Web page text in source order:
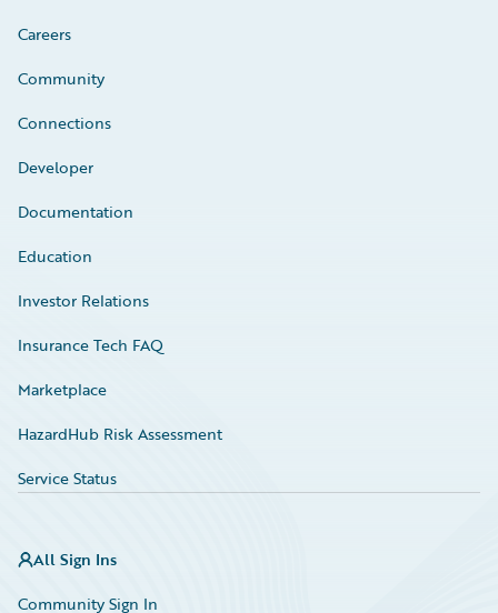
Careers
Community
Connections
Developer
Documentation
Education
Investor Relations
Insurance Tech FAQ
Marketplace
HazardHub Risk Assessment
Service Status
All Sign Ins
Community Sign In